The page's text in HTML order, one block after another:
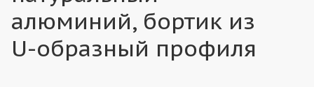
алюминий, бортик из
U-образный профиля